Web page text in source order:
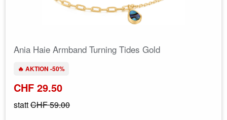
Ania Haie Armband Turning Tides Gold
🔥 AKTION -50%
CHF 29.50
stattCHF 59.00